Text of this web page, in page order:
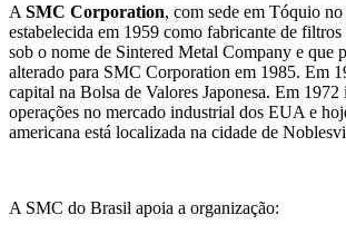
A SMC Corporation, com sede em Tóquio
estabelecida em 1959 como fabricante de
sob o nome de Sintered Metal Company e que
alterado para SMC Corporation em 1985. Em
capital na Bolsa de Valores Japonesa. Em 1972
operações no mercado industrial dos EUA e
americana está localizada na cidade de
A SMC do Brasil apoia a organização: